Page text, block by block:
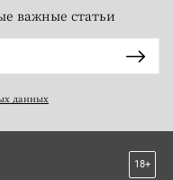
важные статьи
данных
18+